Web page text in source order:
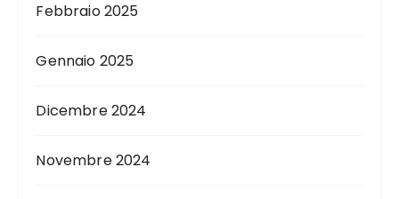
Febbraio 2025
Gennaio 2025
Dicembre 2024
Novembre 2024